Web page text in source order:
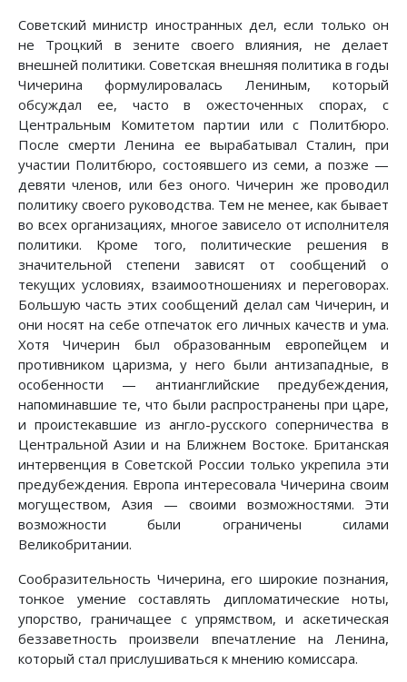
Советский министр иностранных дел, если только он
не Троцкий в зените своего влияния, не делает
внешней политики. Советская внешняя политика в годы
Чичерина формулировалась Лениным, который
обсуждал ее, часто в ожесточенных спорах, с
Центральным Комитетом партии или с Политбюро.
После смерти Ленина ее вырабатывал Сталин, при
участии Политбюро, состоявшего из семи, а позже —
девяти членов, или без оного. Чичерин же проводил
политику своего руководства. Тем не менее, как бывает
во всех организациях, многое зависело от исполнителя
политики. Кроме того, политические решения в
значительной степени зависят от сообщений о
текущих условиях, взаимоотношениях и переговорах.
Большую часть этих сообщений делал сам Чичерин, и
они носят на себе отпечаток его личных качеств и ума.
Хотя Чичерин был образованным европейцем и
противником царизма, у него были антизападные, в
особенности — антианглийские предубеждения,
напоминавшие те, что были распространены при царе,
и проистекавшие из англо-русского соперничества в
Центральной Азии и на Ближнем Востоке. Британская
интервенция в Советской России только укрепила эти
предубеждения. Европа интересовала Чичерина своим
могуществом, Азия — своими возможностями. Эти
возможности были ограничены силами
Великобритании.
Сообразительность Чичерина, его широкие познания,
тонкое умение составлять дипломатические ноты,
упорство, граничащее с упрямством, и аскетическая
беззаветность произвели впечатление на Ленина,
который стал прислушиваться к мнению комиссара.